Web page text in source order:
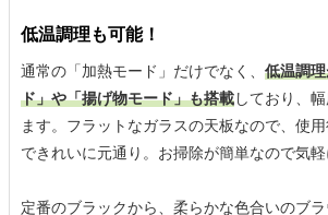
低温調理も可能！
通常の「加熱モード」だけでなく、 低温調
ド」や「揚げ物モード」も搭載しており、
ます。フラットなガラスの天板なので、使
できれいに元通り。お掃除が簡単なので気軽
定番のブラックから、柔らかな色合いのブ